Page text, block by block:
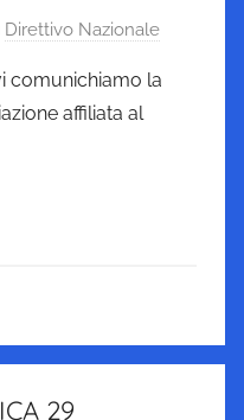
Direttivo Nazionale
comunichiamo la
affiliata al
29